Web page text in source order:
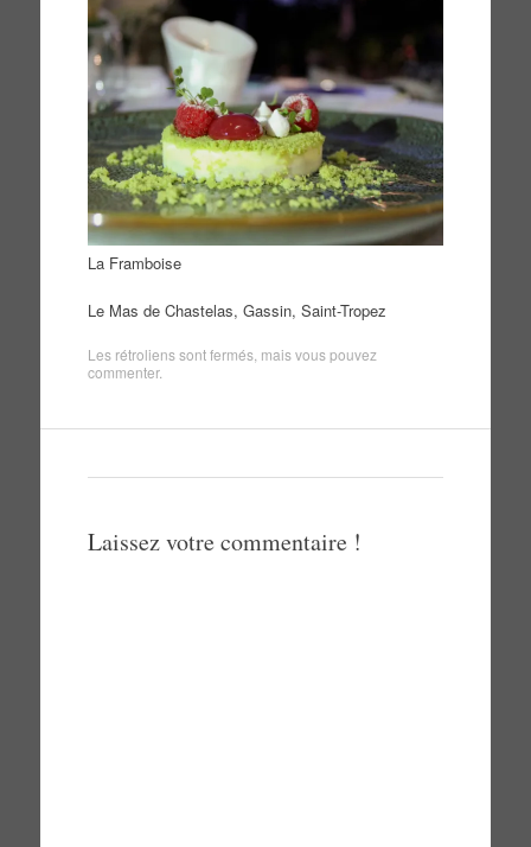
La Framboise
Le Mas de Chastelas, Gassin, Saint-Tropez
Les rétroliens sont fermés, mais vous pouvez
commenter.
Laissez votre commentaire !